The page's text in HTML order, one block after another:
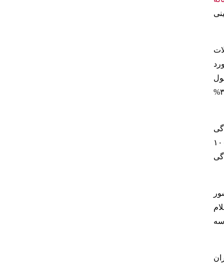
زندگیشان ۷۰ % است. در یک مقاله در مجله روانپرشکی جاما نشان داده شده که بین افسردگی در بین مردان با ۳۰.۶ و در زنان ۳۳.۳%
شدید زندگی
با افسردگی رو به این دسته اضافه کنیم این تخمین به ۹۵ نفر در ۱۰۰۰
میزان افسردگی درجه بالایی دارد و در رده ۵ کشور